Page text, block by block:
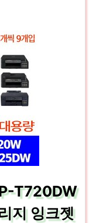
T720DW
지 잉크젯